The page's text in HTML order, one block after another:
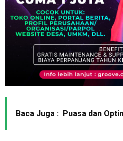
Baca Juga : Puasa dan